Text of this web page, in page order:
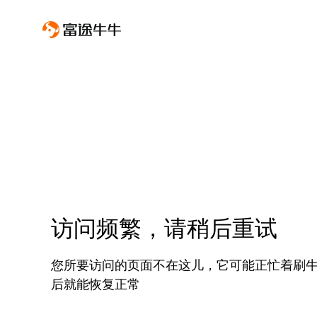
访问频繁，请稍后重试
您所要访问的页面不在这儿，它可能正忙着刷
后就能恢复正常